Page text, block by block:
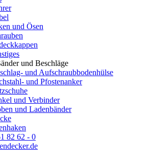
und Ösen
und Beschläge
und Aufschraubbodenhülse
und Pfostenanker
und Verbinder
und Ladenbänder
82 62 - 0